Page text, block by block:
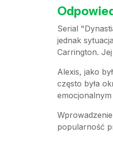
Serial
jednak
Carrington.
Alexis, jako
często była
popularność